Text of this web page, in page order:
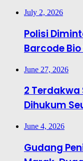
July 2, 2026
Polisi
Barcode
June 27, 2026
2 Terdakwa
Dihukum
June 4, 2026
Gudang